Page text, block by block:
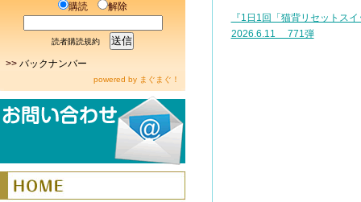
『1日1回「猫背リセット
2026.6.11 771弾
購読 解除
読者購読規約
>> バックナンバー
powered by まぐまぐ！